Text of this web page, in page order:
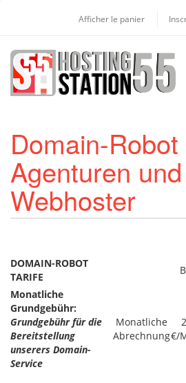
Afficher le panier
Domain-
Agenturen und
Webhoster
DOMAIN-ROBOT
TARIFE
Monatliche
Grundgebühr:
Grundgebühr für die
Bereitstellung
unserers Domain-
Service
Monatliche
Abrechnung€/